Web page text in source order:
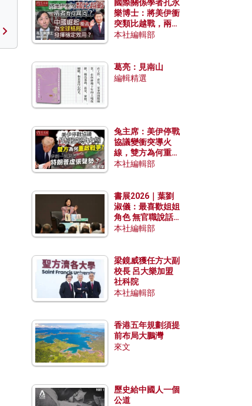
國際關係學者孔永
樂博士：將美伊衝
突類比越戰，兩者
有何異同？中國崛
本社編輯部
葛亮：見南山
編輯精選
兔主席：美伊停戰
協議變衝突導火
線，雙方為何重啟
戰爭？伊朗一早洞
本社編輯部
書展2026｜葉劉
淑儀：最喜歡姐姐
角色 無官職說話
包袱少
本社編輯部
梁鏡威獲任方大副
校長 呂大樂加盟
社科院
本社編輯部
香港五年規劃須提
前布局大鵬灣
來文
歷史給中國人一個
公道